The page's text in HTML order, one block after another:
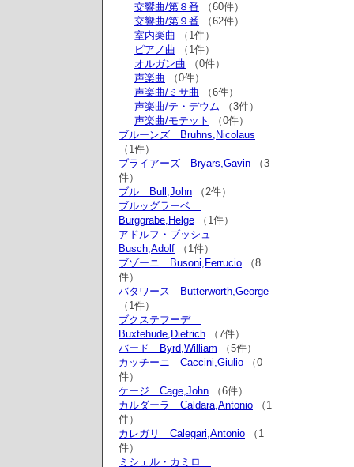
交響曲/第８番 （60件）
交響曲/第９番 （62件）
室内楽曲 （1件）
ピアノ曲 （1件）
オルガン曲 （0件）
声楽曲 （0件）
声楽曲/ミサ曲 （6件）
声楽曲/テ・デウム （3件）
声楽曲/モテット
（0件）
ブルーンズ Bruhns,Nicolaus
（1件）
ブライアーズ Bryars,Gavin （3
件）
ブル Bull,John （2件）
ブルッグラーベ
Burggrabe,Helge （1件）
アドルフ・ブッシュ
Busch,Adolf （1件）
ブゾーニ Busoni,Ferrucio （8
件）
バタワース Butterworth,George
（1件）
ブクステフーデ
Buxtehude,Dietrich （7件）
バード Byrd,William （5件）
カッチーニ Caccini,Giulio （0
件）
ケージ Cage,John （6件）
カルダーラ Caldara,Antonio （1
件）
カレガリ Calegari,Antonio （1
件）
ミシェル・カミロ